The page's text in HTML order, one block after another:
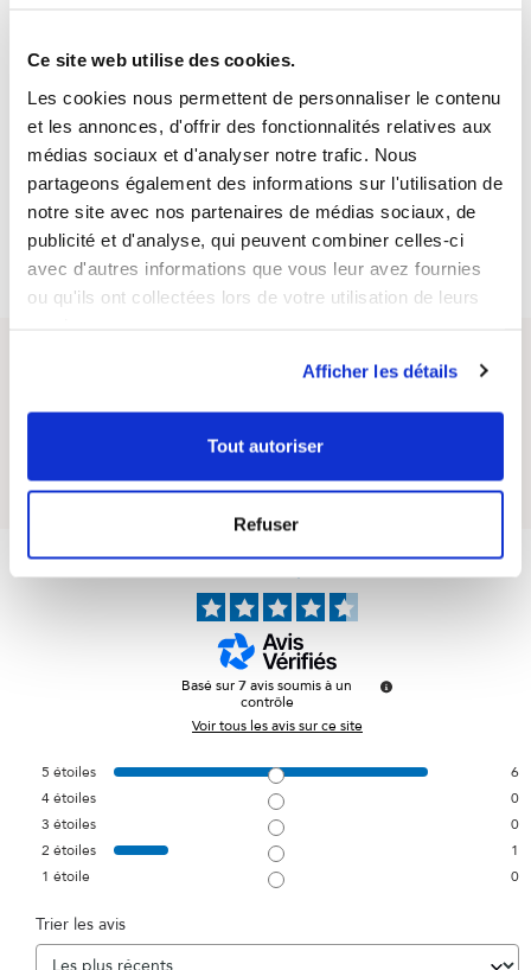
Ce site web utilise des cookies.
Les cookies nous permettent de personnaliser le contenu
et les annonces, d'offrir des fonctionnalités relatives aux
médias sociaux et d'analyser notre trafic. Nous
partageons également des informations sur l'utilisation de
notre site avec nos partenaires de médias sociaux, de
publicité et d'analyse, qui peuvent combiner celles-ci
avec d'autres informations que vous leur avez fournies
ou qu'ils ont collectées lors de votre utilisation de leurs
Afficher les détails
Tout autoriser
Refuser
une alimentation variée et équilibrée et à un mode de vie
Conserver le produit à l'abri de la lumière, de la chaleur et
de l'humidité.
Pour les femmes enceintes ou allaitantes, consulter un
professionnel de santé.
Posez votre question sur ce produit
4.6/5
Basé sur7avis soumis à un
contrôle
Voir tous les avis sur ce site
5 étoiles
6
4étoiles
0
3 étoiles
0
2 étoiles
1
1 étoile 0
Trier les avis